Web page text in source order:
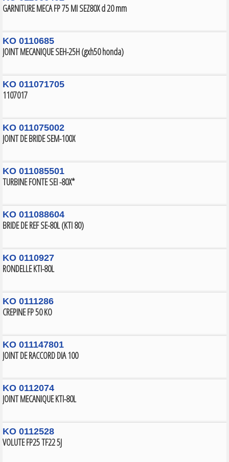
GARNITURE MECA FP 75 MI SEZ80X d 20 mm
KO 0110685
JOINT MECANIQUE SEH-25H (gxh50 honda)
KO 011071705
1107017
KO 011075002
JOINT DE BRIDE SEM-100X
KO 011085501
TURBINE FONTE SEI -80X*
KO 011088604
BRIDE DE REF SE-80L (KTI 80)
KO 0110927
RONDELLE KTI-80L
KO 0111286
CREPINE FP 50 KO
KO 011147801
JOINT DE RACCORD DIA 100
KO 0112074
JOINT MECANIQUE KTI-80L
KO 0112528
VOLUTE FP25 TF22 5J